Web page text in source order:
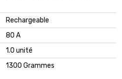
Rechargeable
80 A
1.0 unité
1300 Grammes